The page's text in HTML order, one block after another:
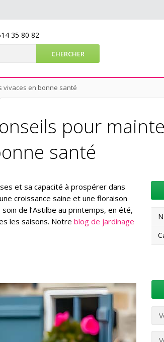
35 80 82
vivaces en bonne santé
pour
santé
et sa capacité à prospérer dans
croissance saine et une floraison
de l’Astilbe au printemps, en été,
les saisons. Notre blog de jardinage